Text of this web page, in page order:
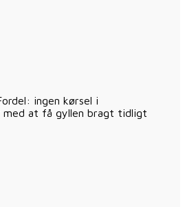
ingen kørsel i
med at få gyllen bragt tidligt